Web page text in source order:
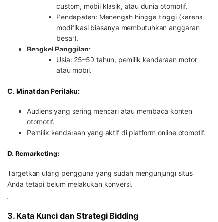
custom, mobil klasik, atau dunia otomotif.
Pendapatan: Menengah hingga tinggi (karena
modifikasi biasanya membutuhkan anggaran
besar).
Bengkel Panggilan:
Usia: 25–50 tahun, pemilik kendaraan motor
atau mobil.
C. Minat dan Perilaku:
Audiens yang sering mencari atau membaca konten
otomotif.
Pemilik kendaraan yang aktif di platform online otomotif.
D. Remarketing:
Targetkan ulang pengguna yang sudah mengunjungi situs
Anda tetapi belum melakukan konversi.
3. Kata Kunci dan Strategi Bidding